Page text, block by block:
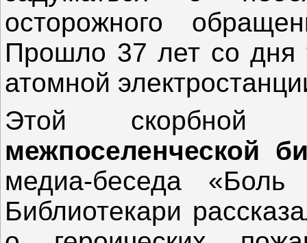
осторожного
Прошло 37 лет со дня
атомной
Этой
межпоселенческой
медиа-беседа
Библиотекари